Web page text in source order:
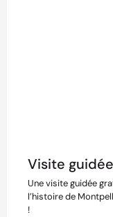
Visite
Une visite guidée
l’histoire de
!